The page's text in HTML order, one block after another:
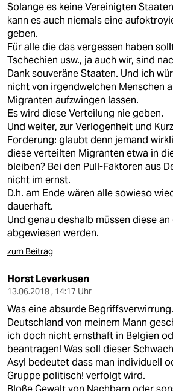
Solange es keine Vereinigten
kann es auch niemals eine
geben.
Für alle die das vergessen haben
Tschechien usw., ja auch wir, sind
Dank souveräne Staaten. Und ich
nicht von irgendwelchen Menschen
Migranten aufzwingen lassen.
Es wird diese Verteilung nie geben.
Und weiter, zur Verlogenheit und
Forderung: glaubt denn jemand
diese verteilten Migranten etwa in
bleiben? Bei den Pull-Faktoren aus
nicht im ernst.
D.h. am Ende wären alle sowieso
dauerhaft.
Und genau deshalb müssen diese an
abgewiesen werden.
zum Beitrag
Horst Leverkusen
13.06.2018 , 14:17 Uhr
Was eine absurde
Deutschland von meinem Mann
ich doch nicht ernsthaft in Belgien
beantragen! Was soll dieser
Asyl bedeutet dass man individuell
Gruppe politisch! verfolgt wird.